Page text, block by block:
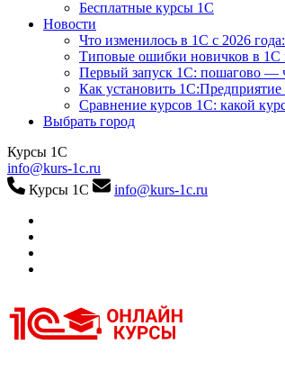
Бесплатные курсы 1С
Новости
Что изменилось в 1С с 2026
Типовые ошибки новичков в 1С
Первый запуск 1С: пошагово —
Как установить
Сравнение курсов 1С: какой
Выбрать город
Курсы 1С
info@kurs-1c.ru
Курсы 1С
info@kurs-1c.ru